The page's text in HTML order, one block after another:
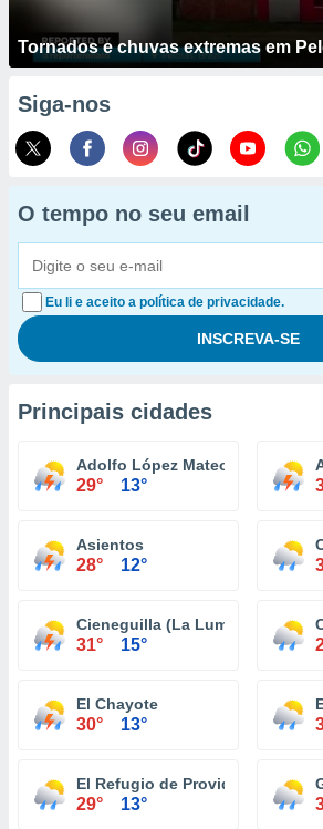
Tornados e chuvas extremas em
Siga-nos
O tempo no seu email
Eu li e aceito a política de privacidade.
Principais cidades
Adolfo López Mateos
29° 13°
Asientos
28° 12°
Cieneguilla (La Lumbrera)
31° 15°
El Chayote
30° 13°
El Refugio de Providencia
29° 13°